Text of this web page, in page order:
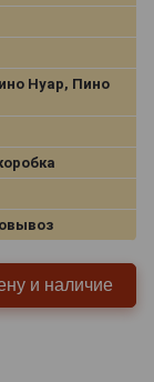
Нуар, Пино
и наличие